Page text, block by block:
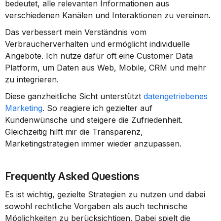
bedeutet, alle relevanten Informationen aus
verschiedenen Kanälen und Interaktionen zu vereinen.
Das verbessert mein Verständnis vom
Verbraucherverhalten und ermöglicht individuelle
Angebote. Ich nutze dafür oft eine Customer Data
Platform, um Daten aus Web, Mobile, CRM und mehr
zu integrieren.
Diese ganzheitliche Sicht unterstützt datengetriebenes
Marketing. So reagiere ich gezielter auf
Kundenwünsche und steigere die Zufriedenheit.
Gleichzeitig hilft mir die Transparenz,
Marketingstrategien immer wieder anzupassen.
Frequently Asked Questions
Es ist wichtig, gezielte Strategien zu nutzen und dabei
sowohl rechtliche Vorgaben als auch technische
Möglichkeiten zu berücksichtigen. Dabei spielt die